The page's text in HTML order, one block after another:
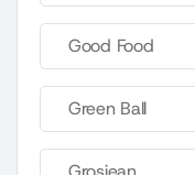
Good Food
Green Ball